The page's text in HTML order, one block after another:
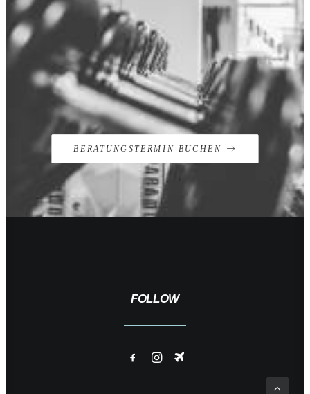
BERATUNGSTERMIN BUCHEN
FOLLOW